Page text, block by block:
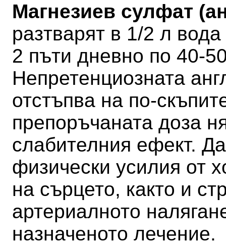
Магнезиев сулфат
разтварят в 1/2 л
2 пъти дневно по 40-
Непретенциозната
отстъпва на по-
препоръчаната доза
слабителния ефект.
физически усилия от
на сърцето, както и
артериалното
назначеното лечение.